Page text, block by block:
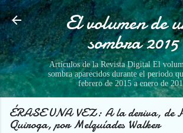
Ir al contenido principal
El volumen de
sombra 2015
Artículos de la Revista Digital El
sombra aparecidos durante el periodo
febrero de 2015 a enero de
ÉRASE UNA VEZ: A la deriva, de
Quiroga, por Melquíades Walker